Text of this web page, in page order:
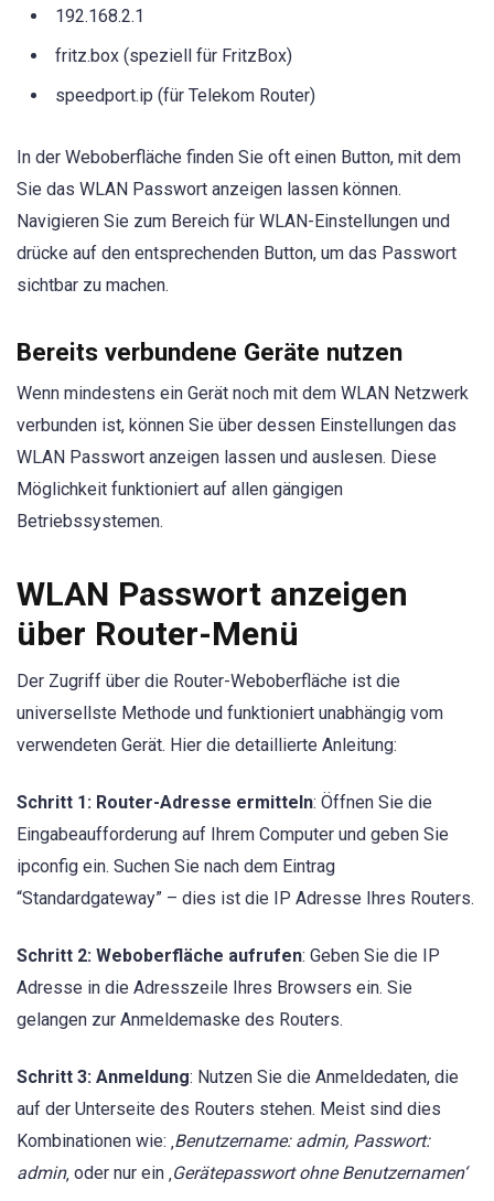
192.168.2.1
fritz.box (speziell für FritzBox)
speedport.ip (für Telekom Router)
In der Weboberfläche finden Sie oft einen Button, mit dem
Sie das WLAN Passwort anzeigen lassen können.
Navigieren Sie zum Bereich für WLAN-Einstellungen und
drücke auf den entsprechenden Button, um das Passwort
sichtbar zu machen.
Bereits verbundene Geräte nutzen
Wenn mindestens ein Gerät noch mit dem WLAN Netzwerk
verbunden ist, können Sie über dessen Einstellungen das
WLAN Passwort anzeigen lassen und auslesen. Diese
Möglichkeit funktioniert auf allen gängigen
Betriebssystemen.
WLAN Passwort anzeigen
über Router-Menü
Der Zugriff über die Router-Weboberfläche ist die
universellste Methode und funktioniert unabhängig vom
verwendeten Gerät. Hier die detaillierte Anleitung:
Schritt 1: Router-Adresse ermitteln: Öffnen Sie die
Eingabeaufforderung auf Ihrem Computer und geben Sie
ipconfig ein. Suchen Sie nach dem Eintrag
“Standardgateway” – dies ist die IP Adresse Ihres Routers.
Schritt 2: Weboberfläche aufrufen: Geben Sie die IP
Adresse in die Adresszeile Ihres Browsers ein. Sie
gelangen zur Anmeldemaske des Routers.
Schritt 3: Anmeldung: Nutzen Sie die Anmeldedaten, die
auf der Unterseite des Routers stehen. Meist sind dies
Kombinationen wie: ‚Benutzername: admin, Passwort:
admin‚ oder nur ein ‚Gerätepasswort ohne Benutzernamen‘